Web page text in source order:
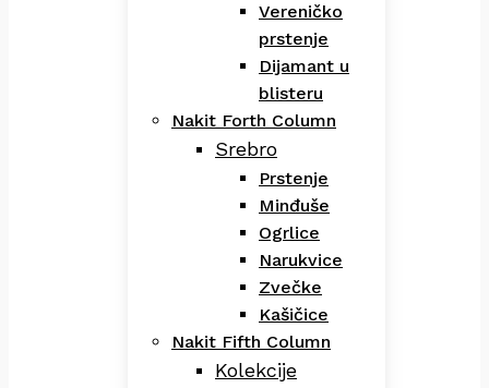
Vereničko
prstenje
Dijamant u
blisteru
Nakit Forth Column
Srebro
Prstenje
Minđuše
Ogrlice
Narukvice
Zvečke
Kašičice
Nakit Fifth Column
Kolekcije